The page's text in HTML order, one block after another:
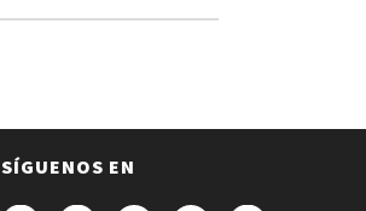
SÍGUENOS EN